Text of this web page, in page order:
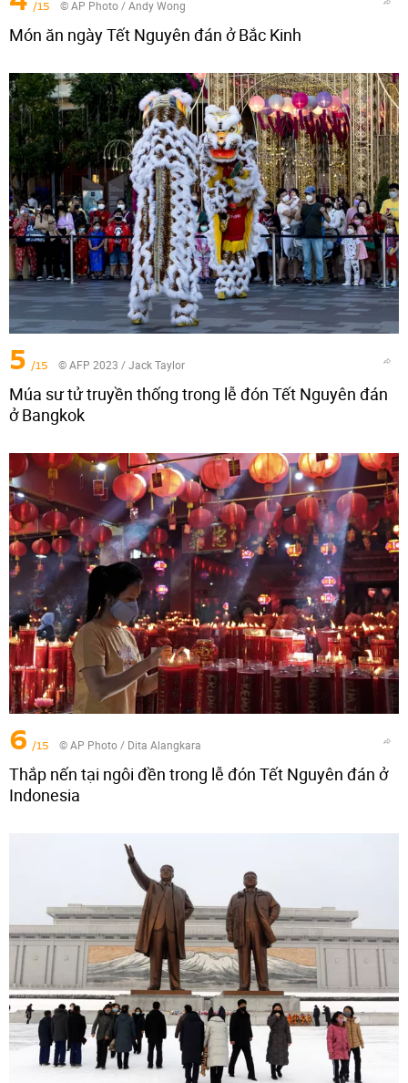
/15 © AP Photo / Andy Wong
Món ăn ngày Tết Nguyên đán ở Bắc Kinh
5 /15 © AFP 2023 / Jack Taylor
Múa sư tử truyền thống trong lễ đón Tết Nguyên đán
ở Bangkok
6 /15 © AP Photo / Dita Alangkara
Thắp nến tại ngôi đền trong lễ đón Tết Nguyên đán ở
Indonesia